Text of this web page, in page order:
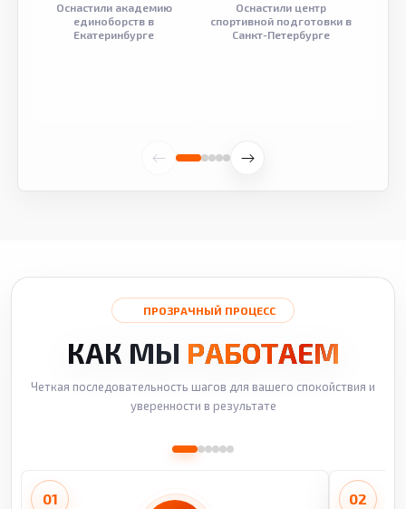
Оснастили академию
единоборств в
Екатеринбурге
Оснастили центр
спортивной подготовки в
Санкт-Петербурге
ПРОЗРАЧНЫЙ ПРОЦЕСС
КАК МЫ РАБОТАЕМ
Четкая последовательность шагов для вашего спокойствия и
уверенности в результате
01 02